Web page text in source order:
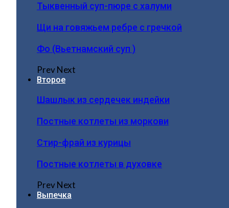
Тыквенный суп-пюре с халуми
Щи на говяжьем ребре с гречкой
Фо (Вьетнамский суп )
PrevNext
Второе
Шашлык из сердечек индейки
Постные котлеты из моркови
Стир-фрай из курицы
Постные котлеты в духовке
PrevNext
Выпечка